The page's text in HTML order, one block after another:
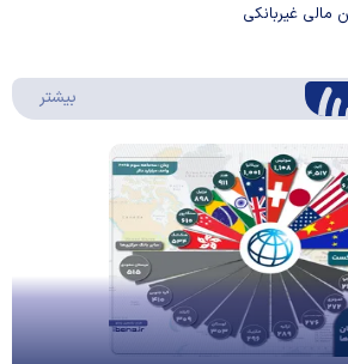
مالی غیربانکی
بیشتر